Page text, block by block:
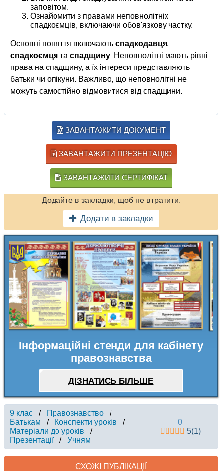
заповітом.
Ознайомити з правами неповнолітніх
спадкоємців, включаючи обов'язкову частку.
Основні поняття включають спадкодавця,
спадкоємця та спадщину. Неповнолітні мають рівні
права на спадщину, а їх інтереси представляють
батьки чи опікуни. Важливо, що неповнолітні не
можуть самостійно відмовитися від спадщини.
ЗАВАНТАЖИТИ ДОКУМЕНТ
ЗАВАНТАЖИТИ ПРЕЗЕНТАЦІЮ
ЗАВАНТАЖИТИ СЕРТИФІКАТ
Додайте в закладки, щоб не втратити.
Додати в закладки
Інформаційні стенди для кабінету
правознавства
ДІЗНАТИСЬ БІЛЬШЕ
9 клас / Правознавство
/
Батькам
/ Конспекти уроків
/
Матеріали до уроків
/
Презентації
/ Учням
0
5(1)
СХОЖІ ПУБЛІКАЦІЇ